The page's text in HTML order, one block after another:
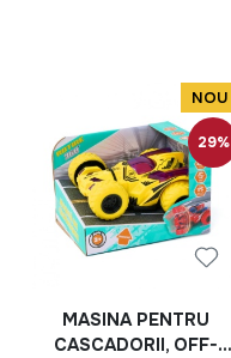
NOU
29%
MASINA PENTRU
CASCADORII, OFF-